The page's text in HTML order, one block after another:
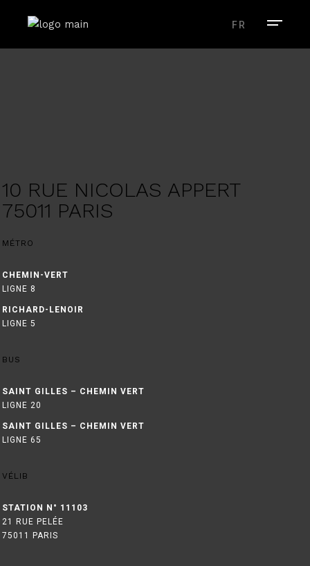
FR
10 RUE NICOLAS APPERT
75011 PARIS
MÉTRO
CHEMIN-VERT
LIGNE 8
RICHARD-LENOIR
LIGNE 5
BUS
SAINT GILLES – CHEMIN VERT
LIGNE 20
SAINT GILLES – CHEMIN VERT
LIGNE 65
VÉLIB
STATION N° 11103
21 RUE PELÉE
75011 PARIS